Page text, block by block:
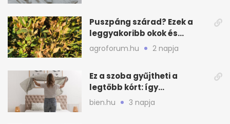
Puszpáng szárad? Ezek a
leggyakoribb okok és
teendők
agroforum.hu 2 napja
Ez a szoba gyűjtheti a
legtöbb kórt: így
mélytisztítsd otthon
bien.hu 3 napja